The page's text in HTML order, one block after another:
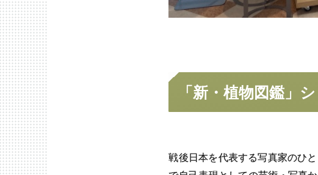
「新・植物図鑑」
戦後日本を代表する写真家のひ